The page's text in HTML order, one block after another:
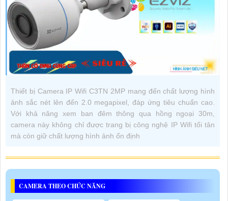
Thiết bị Camera IP Wifi C3TN 2MP mang đến chất lượng hình
ảnh sắc nét lên đến 2.0 megapixel, đáp ứng tiêu chuẩn cao.
Với khả năng xem ban đêm thông qua hồng ngoại 30m,
camera này không chỉ được trang bị công nghệ IP Wifi tối tân
mà còn giữ chất lượng hình ảnh ổn định
CAMERA THEO CHỨC NĂNG